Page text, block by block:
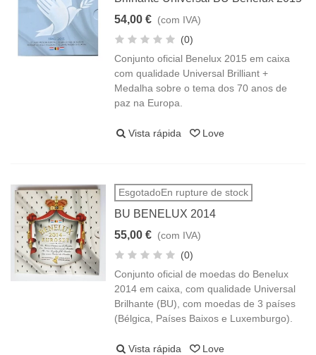
54,00 € (com IVA)
(0)
Conjunto oficial Benelux 2015 em caixa
com qualidade Universal Brilliant +
Medalha sobre o tema dos 70 anos de
paz na Europa.
Vista rápida Love
EsgotadoEn rupture de stock
BU BENELUX 2014
55,00 € (com IVA)
(0)
Conjunto oficial de moedas do Benelux
2014 em caixa, com qualidade Universal
Brilhante (BU), com moedas de 3 países
(Bélgica, Países Baixos e Luxemburgo).
Vista rápida Love